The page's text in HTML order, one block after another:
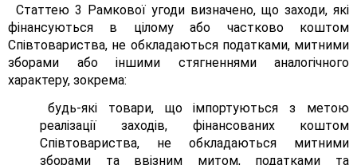
Статтею 3 Рамкової угоди визначено, що заходи, які
фінансуються в цілому або частково коштом
Співтовариства, не обкладаються податками, митними
зборами або іншими стягненнями аналогічного
характеру, зокрема:
будь-які товари, що імпортуються з метою
реалізації заходів, фінансованих коштом
Співтовариства, не обкладаються митними
зборами та ввізним митом, податками та